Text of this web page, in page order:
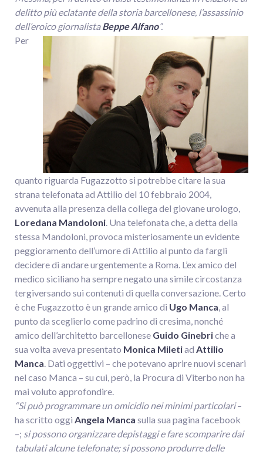
delitto più eclatante della storia barcellonese, l’assassinio
dell’eroico giornalistaBeppe Alfano”.
Per
quanto riguarda Fugazzotto si potrebbe citare la sua
strana telefonata ad Attilio del 10 febbraio 2004,
avvenuta alla presenza della collega del giovane urologo,
Loredana Mandoloni . Una telefonata che, a detta della
stessa Mandoloni, provoca misteriosamente un evidente
peggioramento dell’umore di Attilio al punto da fargli
decidere di andare urgentemente a Roma. L’ex amico del
medico siciliano ha sempre negato una simile circostanza
tergiversando sui contenuti di quella conversazione. Certo
è che Fugazzotto è un grande amico di Ugo Manca , al
punto da sceglierlo come padrino di cresima, nonché
amico dell’architetto barcellonese Guido Ginebriche a
sua volta aveva presentato Monica Miletiad Attilio
Manca . Dati oggettivi – che potevano aprire nuovi scenari
nel caso Manca – su cui, però, la Procura di Viterbo non ha
mai voluto approfondire.
“Si può programmare un omicidio nei minimi particolari–
ha scritto oggi Angela Manca sulla sua pagina facebook
–; si possono organizzare depistaggi e fare scomparire dai
tabulati alcune telefonate; si possono produrre delle